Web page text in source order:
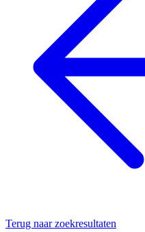
Terug naar zoekresultaten